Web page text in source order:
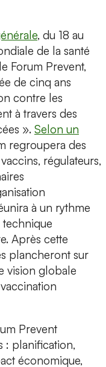
, du 18 au
de la santé
Forum Prevent,
de cinq ans
contre les
à travers des
». Selon un
regroupera des
régulateurs,
à un rythme
technique
Après cette
plancheront sur
vision globale
Prevent
: planification,
économique,